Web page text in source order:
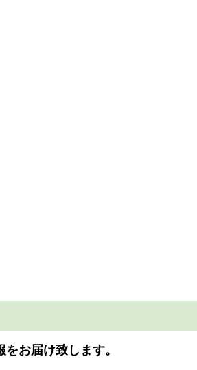
お届け致します。